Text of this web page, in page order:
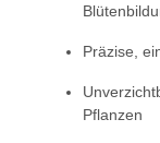
Präzise,
Pflanzen